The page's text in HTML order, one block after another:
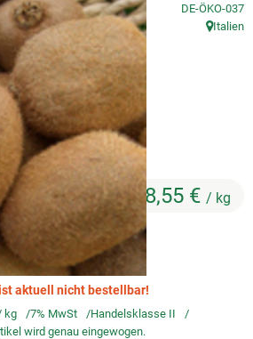
8,55 € / kg
, Kontrollstelle:
DE-ÖKO-037
,
Italien
aktuell nicht bestellbar!
kg 7% MwSt
Handelsklasse II
wird genau eingewogen.